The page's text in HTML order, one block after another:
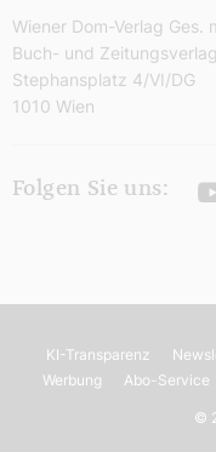
Wiener Dom-Verlag Ges.
Buch- und Zeitungsverlag
Stephansplatz 4/VI/DG
1010 Wien
Folgen Sie uns:
KI-Transparenz
Werbung
Abo-Service
©